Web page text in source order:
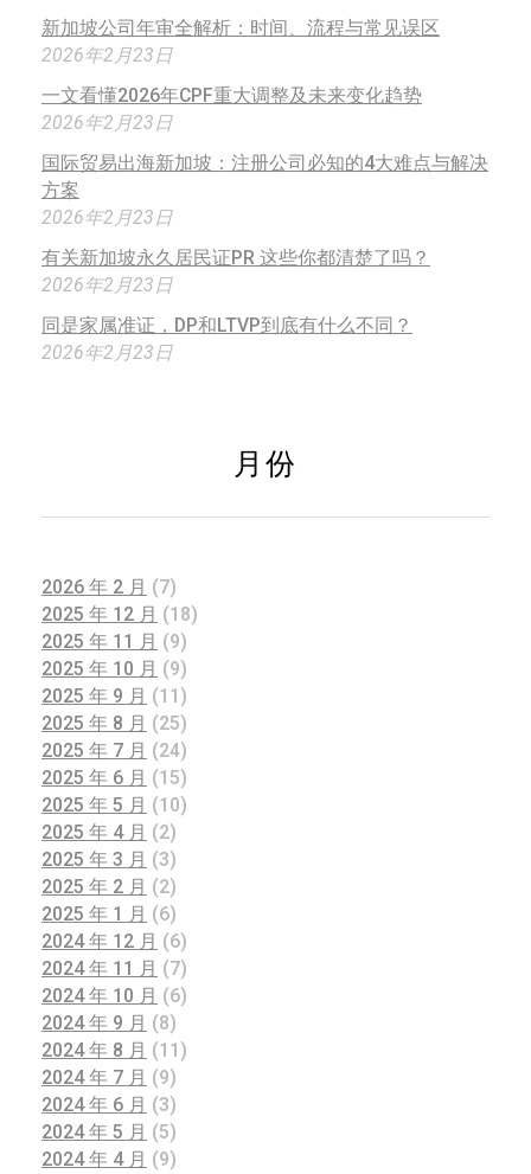
新加坡公司年审全解析：时间、流程与常见误区
2026年2月23日
一文看懂2026年CPF重大调整及未来变化趋势
2026年2月23日
国际贸易出海新加坡：注册公司必知的4大难点与解决
方案
2026年2月23日
有关新加坡永久居民证PR 这些你都清楚了吗？
2026年2月23日
同是家属准证，DP和LTVP到底有什么不同？
2026年2月23日
月份
2026 年 2 月 (7)
2025 年 12 月 (18)
2025 年 11 月 (9)
2025 年 10 月 (9)
2025 年 9 月 (11)
2025 年 8 月 (25)
2025 年 7 月 (24)
2025 年 6 月 (15)
2025 年 5 月 (10)
2025 年 4 月 (2)
2025 年 3 月 (3)
2025 年 2 月 (2)
2025 年 1 月 (6)
2024 年 12 月 (6)
2024 年 11 月 (7)
2024 年 10 月 (6)
2024 年 9 月 (8)
2024 年 8 月 (11)
2024 年 7 月 (9)
2024 年 6 月 (3)
2024 年 5 月 (5)
2024 年 4 月 (9)